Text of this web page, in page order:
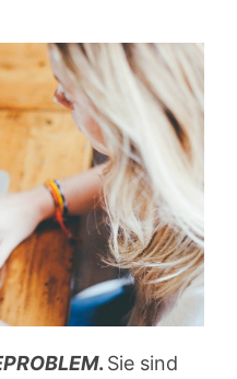
. Sie sind